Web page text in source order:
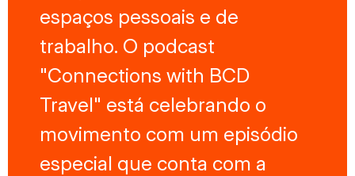
espaços pessoais e de
trabalho. O podcast
"Connections with BCD
Travel" está celebrando o
movimento com um episódio
especial que conta com a